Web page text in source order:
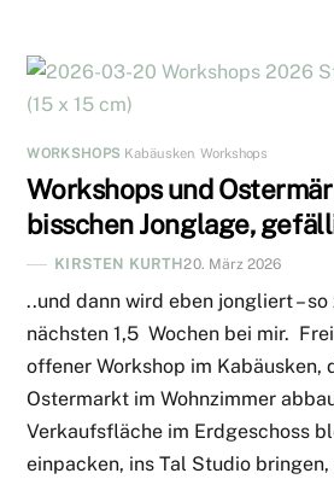
WORKSHOPS Kabäusken, Workshops
Workshops und
bisschen Jonglage,
KIRSTEN KURTH20. März 2026
..und dann wird eben jongliert – so
nächsten 1,5 Wochen bei mir.
offener Workshop im Kabäusken,
Ostermarkt im Wohnzimmer
Verkaufsfläche im Erdgeschoss
einpacken, ins Tal Studio